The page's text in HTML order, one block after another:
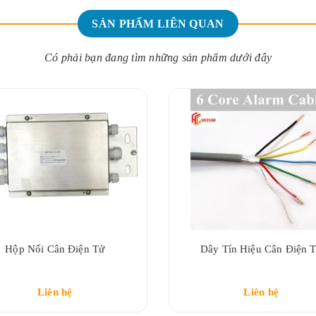
SẢN PHẨM LIÊN QUAN
Có phải bạn đang tìm những sản phẩm dưới đây
Hộp Nối Cân Điện Tử
Liên hệ
Dây Tín Hiệu Cân Điện
Liên hệ